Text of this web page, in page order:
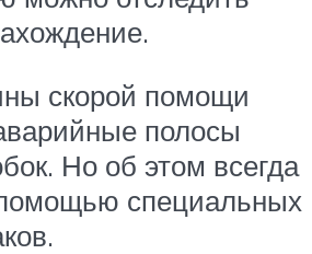
скорой помощи
полосы
Но об этом всегда
специальных